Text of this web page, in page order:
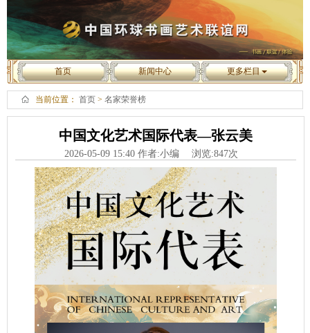
首页 新闻中心 更多栏目
当前位置： 首页 > 名家荣誉榜
中国文化艺术国际代表—张云美
2026-05-09 15:40 作者:小编 浏览:847次